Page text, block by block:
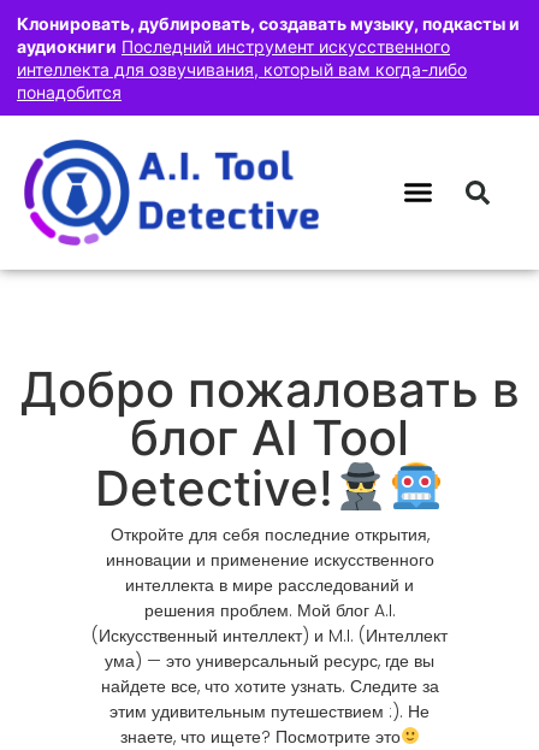
Добро пожаловать в
блог AI Tool
Detective!
Откройте для себя последние открытия,
инновации и применение искусственного
интеллекта в мире расследований и
решения проблем. Мой блог A.I.
(Искусственный интеллект) и M.I. (Интеллект
ума) — это универсальный ресурс, где вы
найдете все, что хотите узнать. Следите за
этим удивительным путешествием :). Не
знаете, что ищете? Посмотрите это
Клонировать, дублировать, создавать музыку, подкасты и
аудиокниги Последний инструмент искусственного
интеллекта для озвучивания, который вам когда-либо
понадобится